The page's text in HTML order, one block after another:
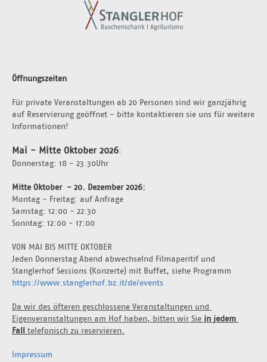
Öffnungszeiten
Für private Veranstaltungen ab 20 Personen sind wir ganzjährig
auf Reservierung geöffnet - bitte kontaktieren sie uns für weitere
Informationen!
Mai - Mitte Oktober 2026:
Donnerstag: 18 - 23.30Uhr
Mitte Oktober  - 20. Dezember 2026:
Montag - Freitag: auf Anfrage
Samstag: 12:00 - 22:30
Sonntag: 12:00 - 17:00
VON MAI BIS MITTE OKTOBER
Jeden Donnerstag Abend abwechselnd Filmaperitif und
https://www.stanglerhof.bz.it/de/events
Da wir des öfteren geschlossene Veranstaltungen und
Eigenveranstaltungen am Hof haben, bitten wir Sie in jedem
Fall telefonisch zu reservieren.
Impressum